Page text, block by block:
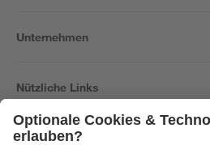
Unternehmen
Nützliche Links